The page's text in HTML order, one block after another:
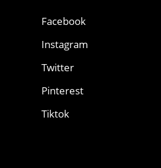
Facebook
Instagram
Twitter
Pinterest
Tiktok